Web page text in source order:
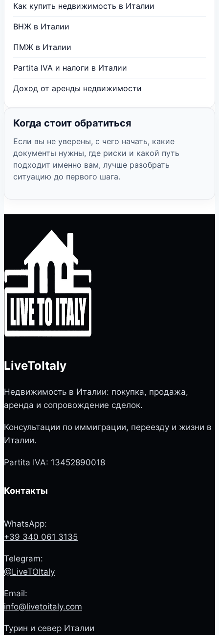
Как купить недвижимость в Италии
ВНЖ в Италии
ПМЖ в Италии
Partita IVA и налоги в Италии
Доход от аренды недвижимости
Когда стоит обратиться
Если вы не уверены, с чего начать, какие
документы нужны, где риски и какой путь
подходит именно вам, лучше разобрать
ситуацию до первого шага.
LiveToItaly
Недвижимость в Италии: покупка, продажа,
аренда и сопровождение сделок.
Консультации по иммиграции, переезду и жизни в
Италии.
Partita IVA: 13452890018
Контакты
WhatsApp:
+39 340 061 3135
Telegram:
@LiveTOItaly
Email:
info@livetoitaly.com
Турин и север Италии